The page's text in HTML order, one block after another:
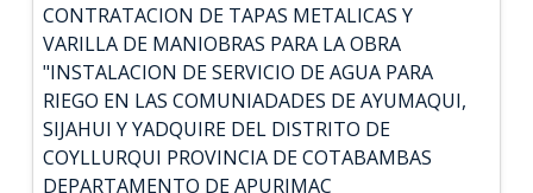
CONTRATACION DE TAPAS METALICAS Y
VARILLA DE MANIOBRAS PARA LA OBRA
"INSTALACION DE SERVICIO DE AGUA PARA
RIEGO EN LAS COMUNIADADES DE AYUMAQUI,
SIJAHUI Y YADQUIRE DEL DISTRITO DE
COYLLURQUI PROVINCIA DE COTABAMBAS
DEPARTAMENTO DE APURIMAC